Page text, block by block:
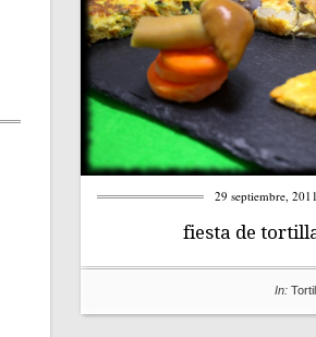
29 septiembre, 2011
fiesta de
In: